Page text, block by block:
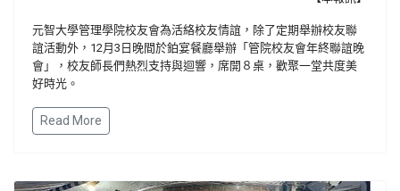
元智大學管理學院校友會為活絡校友情誼，除了定期舉辦校友聯
誼活動外，12月3日晚間於鉑宴餐廳舉辦「管院校友會年終聯誼晚
會」，校友師長們熱烈支持與迴響，席開８桌，歡聚一堂共度美
好時光。
Read More